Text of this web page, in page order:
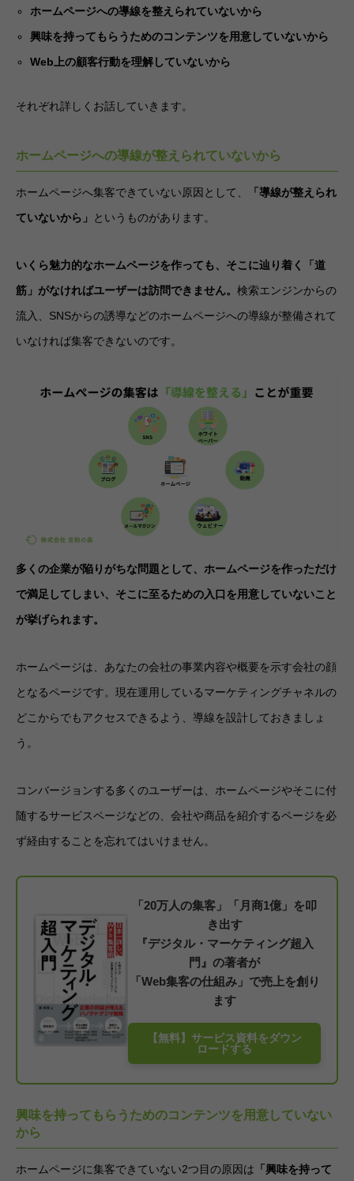
ホームページへの導線を整えられていないから
興味を持ってもらうためのコンテンツを用意していないから
Web上の顧客行動を理解していないから
それぞれ詳しくお話していきます。
ホームページへの導線が整えられていないから
ホームページへ集客できていない原因として、
「導線が整えられ
ていないから」
というものがあります。
いくら魅力的なホームページを作っても、そこに辿り着く「道
筋」がなければユーザーは訪問できません。 検索エンジンからの
流入、SNSからの誘導などのホームページへの導線が整備されて
いなければ集客できないのです。
多くの企業が陥りがちな問題として、ホームページを作っただけ
で満足してしまい、そこに至るための入口を用意していないこと
が挙げられます。
ホームページは、あなたの会社の事業内容や概要を示す会社の顔
となるページです。現在運用しているマーケティングチャネルの
どこからでもアクセスできるよう、導線を設計しておきましょ
う。
コンバージョンする多くのユーザーは、ホームページやそこに付
随するサービスページなどの、会社や商品を紹介するページを必
ず経由することを忘れてはいけません。
「20万人の集客」「月商1億」を叩
き出す
『デジタル・マーケティング超入
門』の著者が
「Web集客の仕組み」で売上を創り
ます
【無料】サービス資料をダウン
ロードする
興味を持ってもらうためのコンテンツを用意していない
から
ホームページに集客できていない2つ目の原因は 「興味を持って